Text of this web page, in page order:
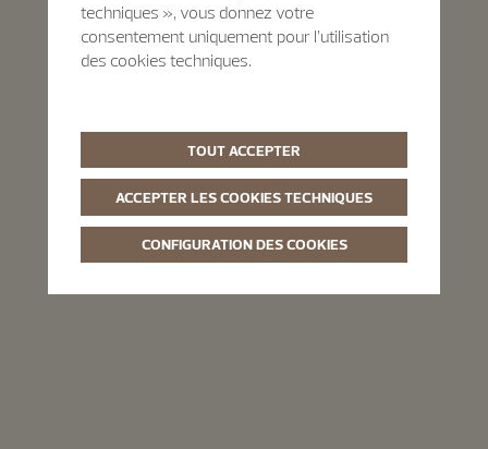
techniques », vous donnez votre
consentement uniquement pour l’utilisation
des cookies techniques.
TOUT ACCEPTER
ACCEPTER LES COOKIES TECHNIQUES
CONFIGURATION DES COOKIES